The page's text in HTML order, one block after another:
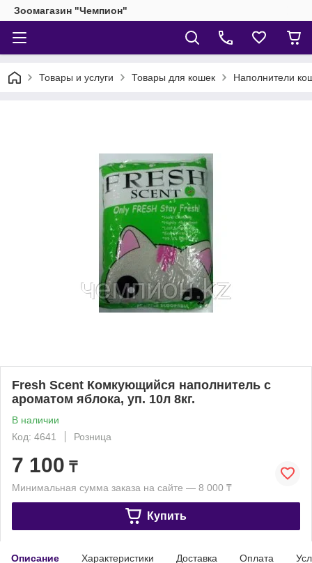
Зоомагазин "Чемпион"
Товары и услуги Товары для кошек Наполнители
Fresh Scent Комкующийся наполнитель с
ароматом яблока, уп. 10л 8кг.
В наличии
Код: 4641
Розница
7 100 ₸
Минимальная сумма заказа на сайте — 8 000 ₸
Купить
Описание Характеристики Доставка Оплата